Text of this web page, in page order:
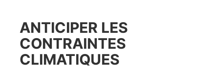
ANTICIPER LES
CONTRAINTES
CLIMATIQUES